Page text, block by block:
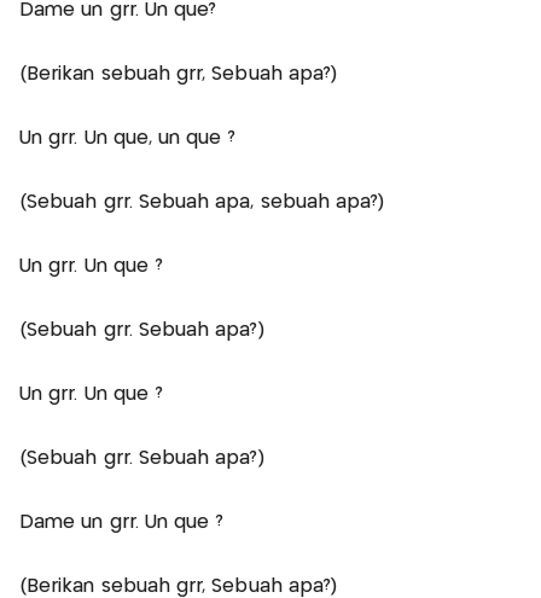
Dame un grr. Un que?
(Berikan sebuah grr, Sebuah apa?)
Un grr. Un que, un que ?
(Sebuah grr. Sebuah apa, sebuah apa?)
Un grr. Un que ?
(Sebuah grr. Sebuah apa?)
Un grr. Un que ?
(Sebuah grr. Sebuah apa?)
Dame un grr. Un que ?
(Berikan sebuah grr, Sebuah apa?)